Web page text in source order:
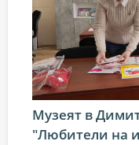
Музеят в
"Любители на